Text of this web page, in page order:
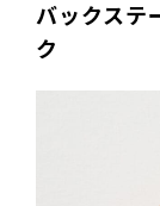
バックステ
ク